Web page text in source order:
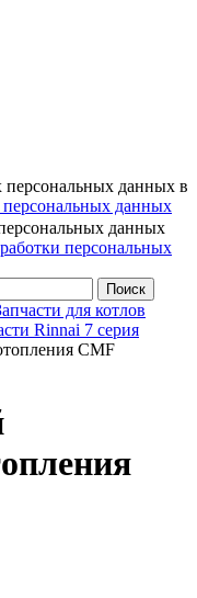
персональных данных в
данных
данных
персональных
для котлов
Rinnai 7 серия
CMF